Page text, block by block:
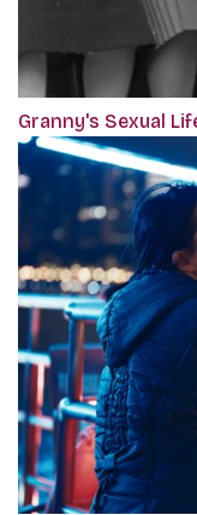
Granny's Sexual